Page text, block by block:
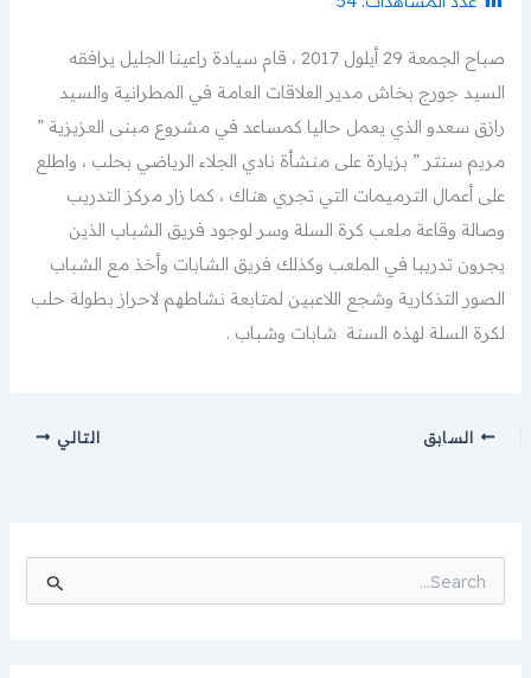
صباح الجمعة 29 أيلول 2017 ، قام سيادة راعينا الجليل يرافقه
السيد جورج بخاش مدير العلاقات العامة في المطرانية والسيد
رازق سعدو الذي يعمل حاليا كمساعد في مشروع مبنى العزيزية ”
مريم سنتر ” بزيارة على منشأة نادي الجلاء الرياضي بحلب ، واطلع
على أعمال الترميمات التي تجري هناك ، كما زار مركز التدريب
وصالة وقاعة ملعب كرة السلة وسر لوجود فريق الشباب الذين
يجرون تدريبا في الملعب وكذلك فريق الشابات وأخذ مع الشباب
الصور التذكارية وشجع اللاعبين لمتابعة نشاطهم لاحراز بطولة حلب
لكرة السلة لهذه السنة شابات وشباب .
السابق التالي